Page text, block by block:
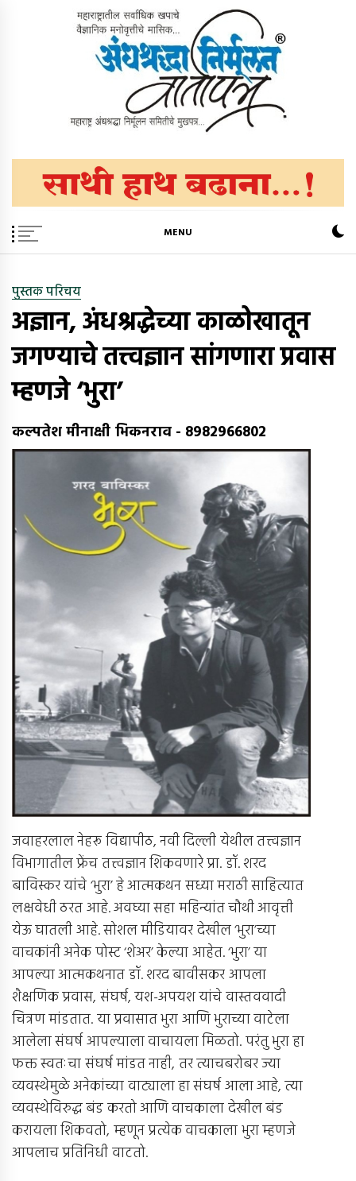
अंधश्रद्धा निर्मूलन वार्तापत्र ®
MENU
पुस्तक परिचय
अज्ञान, अंधश्रद्धेच्या काळोखातून
जगण्याचे तत्त्वज्ञान सांगणारा प्रवास
म्हणजे ‘भुरा’
कल्पतेश मीनाक्षी भिकनराव- 8982966802
जवाहरलाल नेहरू विद्यापीठ, नवी दिल्ली येथील तत्त्वज्ञान
विभागातील फ्रेंच तत्त्वज्ञान शिकवणारे प्रा. डॉ. शरद
बाविस्कर यांचे ‘भुरा’ हे आत्मकथन सध्या मराठी साहित्यात
लक्षवेधी ठरत आहे. अवघ्या सहा महिन्यांत चौथी आवृत्ती
येऊ घातली आहे. सोशल मीडियावर देखील ‘भुरा’च्या
वाचकांनी अनेक पोस्ट ‘शेअर’ केल्या आहेत. ‘भुरा’ या
आपल्या आत्मकथनात डॉ. शरद बावीसकर आपला
शैक्षणिक प्रवास, संघर्ष, यश-अपयश यांचे वास्तववादी
चित्रण मांडतात. या प्रवासात भुरा आणि भुराच्या वाटेला
आलेला संघर्ष आपल्याला वाचायला मिळतो. परंतु भुरा हा
फक्त स्वतःचा संघर्ष मांडत नाही, तर त्याचबरोबर ज्या
व्यवस्थेमुळे अनेकांच्या वाट्याला हा संघर्ष आला आहे, त्या
व्यवस्थेविरुद्ध बंड करतो आणि वाचकाला देखील बंड
करायला शिकवतो, म्हणून प्रत्येक वाचकाला भुरा म्हणजे
आपलाच प्रतिनिधी वाटतो.